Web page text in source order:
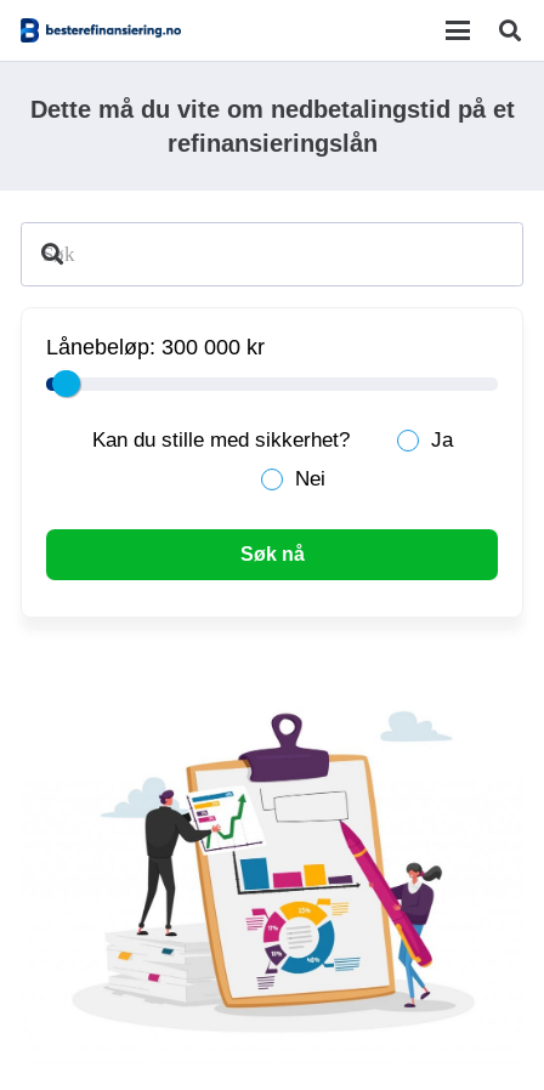
Dette må du vite om nedbetalingstid på et
refinansieringslån
Lånebeløp: 300 000 kr
Kan du stille med sikkerhet?
Ja
Nei
Søk nå